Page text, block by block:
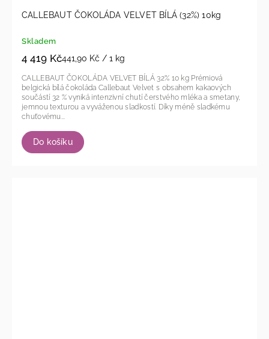
CALLEBAUT ČOKOLÁDA VELVET BÍLÁ (32%) 10kg
Skladem
4 419 Kč441,90 Kč / 1 kg
Do košíku
CALLEBAUT ČOKOLÁDA VELVET BÍLÁ 32% 10 kg Prémiová
belgická bílá čokoláda Callebaut Velvet s obsahem kakaových
součástí 32 % vyniká intenzivní chutí čerstvého mléka a smetany,
jemnou texturou a vyváženou sladkostí. Díky méně sladkému
chuťovému...